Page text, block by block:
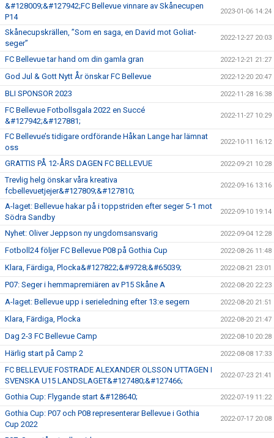
&#128009;&#127942;FC Bellevue vinnare av Skånecupen
P14
2023-01-06 14:24
Skånecupskrällen, ”Som en saga, en David mot Goliat-
seger”
2022-12-27 20:03
FC Bellevue tar hand om din gamla gran 2022-12-21 21:27
God Jul & Gott Nytt År önskar FC Bellevue 2022-12-20 20:47
BLI SPONSOR 2023 2022-11-28 16:38
FC Bellevue Fotbollsgala 2022 en Succé
&#127942;&#127881;
2022-11-27 10:29
FC Bellevue’s tidigare ordförande Håkan Lange har lämnat
oss
2022-10-11 16:12
GRATTIS PÅ 12-ÅRS DAGEN FC BELLEVUE 2022-09-21 10:28
Trevlig helg önskar våra kreativa
fcbellevuetjejer&#127809;&#127810;
2022-09-16 13:16
A-laget: Bellevue hakar på i toppstriden efter seger 5-1 mot
Södra Sandby
2022-09-10 19:14
Nyhet: Oliver Jeppson ny ungdomsansvarig 2022-09-04 12:28
Fotboll24 följer FC Bellevue P08 på Gothia Cup 2022-08-26 11:48
Klara, Färdiga, Plocka&#127822;&#9728;&#65039; 2022-08-21 23:01
P07: Seger i hemmapremiären av P15 Skåne A 2022-08-20 22:23
A-laget: Bellevue upp i serieledning efter 13:e segern 2022-08-20 21:51
Klara, Färdiga, Plocka 2022-08-20 21:47
Dag 2-3 FC Bellevue Camp 2022-08-10 20:28
Härlig start på Camp 2 2022-08-08 17:33
FC BELLEVUE FOSTRADE ALEXANDER OLSSON UTTAGEN I
SVENSKA U15 LANDSLAGET&#127480;&#127466;
2022-07-23 21:41
Gothia Cup: Flygande start &#128640; 2022-07-19 11:22
Gothia Cup: P07 och P08 representerar Bellevue i Gothia
Cup 2022
2022-07-17 20:08